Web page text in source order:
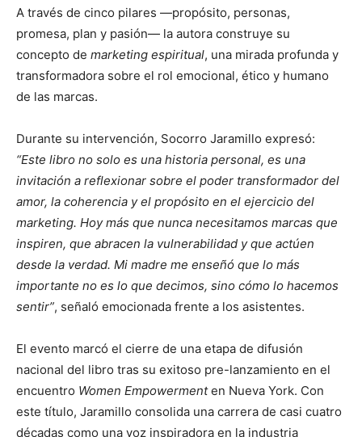
A través de cinco pilares —propósito, personas,
promesa, plan y pasión— la autora construye su
concepto de marketing espiritual, una mirada profunda y
transformadora sobre el rol emocional, ético y humano
de las marcas.
Durante su intervención, Socorro Jaramillo expresó:
“Este libro no solo es una historia personal, es una
invitación a reflexionar sobre el poder transformador del
amor, la coherencia y el propósito en el ejercicio del
marketing. Hoy más que nunca necesitamos marcas que
inspiren, que abracen la vulnerabilidad y que actúen
desde la verdad. Mi madre me enseñó que lo más
importante no es lo que decimos, sino cómo lo hacemos
sentir”, señaló emocionada frente a los asistentes.
El evento marcó el cierre de una etapa de difusión
nacional del libro tras su exitoso pre-lanzamiento en el
encuentro Women Empowermenten Nueva York. Con
este título, Jaramillo consolida una carrera de casi cuatro
décadas como una voz inspiradora en la industria